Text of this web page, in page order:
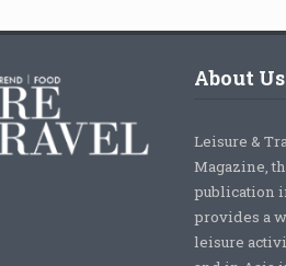
About Us
Leisure &
Magazine,
publication
provides a
leisure